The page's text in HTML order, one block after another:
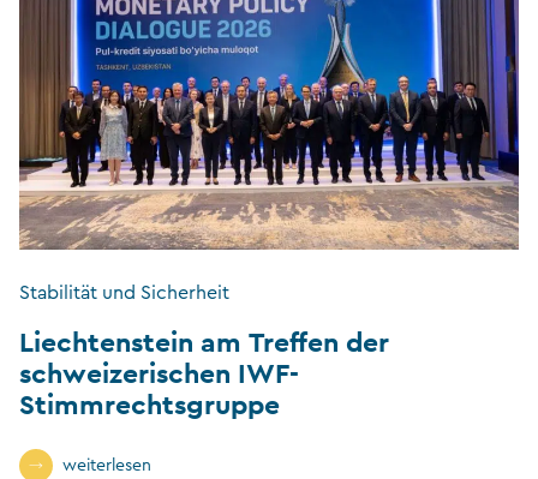
Stabilität und Sicherheit
Liechtenstein am Treffen der
schweizerischen IWF-
Stimmrechtsgruppe
weiterlesen